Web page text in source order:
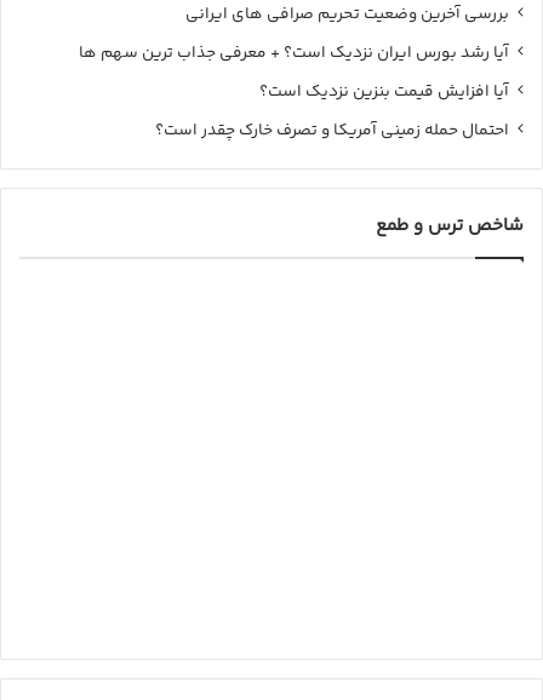
بررسی آخرین وضعیت تحریم صرافی های ایرانی
آیا رشد بورس ایران نزدیک است؟ + معرفی جذاب ترین سهم ها
آیا افزایش قیمت بنزین نزدیک است؟
احتمال حمله زمینی آمریکا و تصرف خارک چقدر است؟
شاخص ترس و طمع